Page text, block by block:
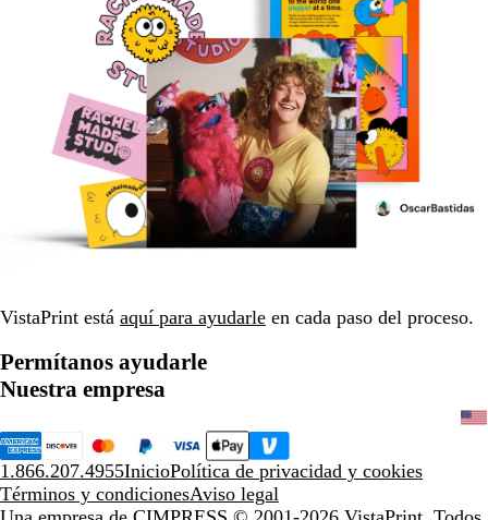
VistaPrint está aquí para ayudarle en cada paso del proceso.
Permítanos ayudarle
Nuestra empresa
1.866.207.4955InicioPolítica de privacidad y cookies
Términos y condicionesAviso legal